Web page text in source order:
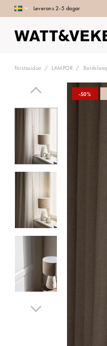
Leverans 2-5 dagar
Förstasidan LAMPOR
-50%